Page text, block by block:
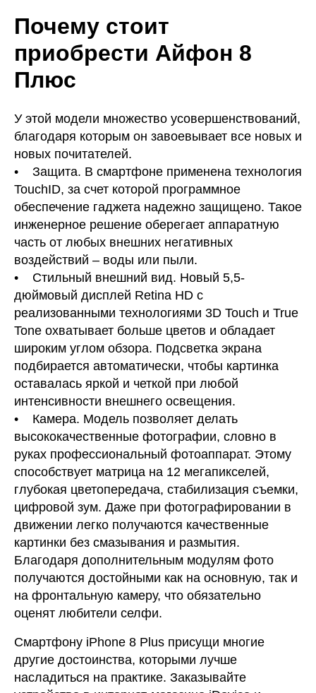
Почему стоит
приобрести Айфон 8
Плюс
У этой модели множество усовершенствований,
благодаря которым он завоевывает все новых и
новых почитателей.
• Защита. В смартфоне применена технология
TouchID, за счет которой программное
обеспечение гаджета надежно защищено. Такое
инженерное решение оберегает аппаратную
часть от любых внешних негативных
воздействий – воды или пыли.
• Стильный внешний вид. Новый 5,5-
дюймовый дисплей Retina HD с
реализованными технологиями 3D Touch и True
Tone охватывает больше цветов и обладает
широким углом обзора. Подсветка экрана
подбирается автоматически, чтобы картинка
оставалась яркой и четкой при любой
интенсивности внешнего освещения.
• Камера. Модель позволяет делать
высококачественные фотографии, словно в
руках профессиональный фотоаппарат. Этому
способствует матрица на 12 мегапикселей,
глубокая цветопередача, стабилизация съемки,
цифровой зум. Даже при фотографировании в
движении легко получаются качественные
картинки без смазывания и размытия.
Благодаря дополнительным модулям фото
получаются достойными как на основную, так и
на фронтальную камеру, что обязательно
оценят любители селфи.
Смартфону iPhone 8 Plus присущи многие
другие достоинства, которыми лучше
насладиться на практике. Заказывайте